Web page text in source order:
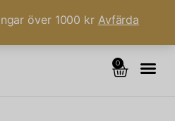
över 1000 kr Avfärda
0